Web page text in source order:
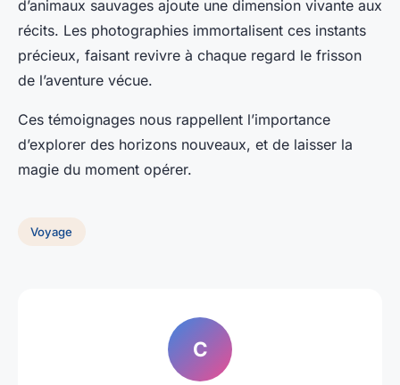
d’animaux sauvages ajoute une dimension vivante aux
récits. Les photographies immortalisent ces instants
précieux, faisant revivre à chaque regard le frisson
de l’aventure vécue.
Ces témoignages nous rappellent l’importance
d’explorer des horizons nouveaux, et de laisser la
magie du moment opérer.
Voyage
C